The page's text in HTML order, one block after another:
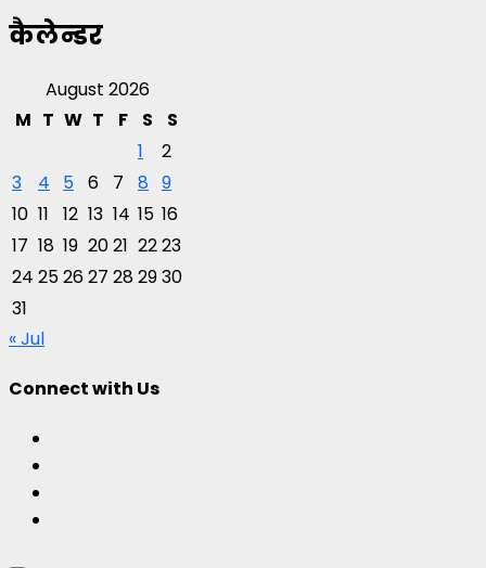
कैलेन्डर
August 2026
M T W T F S
S
1
2
3
4 5 6 7 8 9
10 11 12 13 14 15 16
17 18 19 2021 2223
24 252627 282930
31
« Jul
Connect with Us